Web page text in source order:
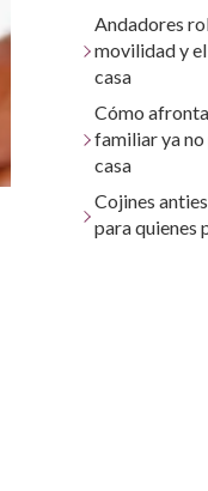
Andadores
movilidad y
casa
Cómo
familiar ya no
casa
Cojines
para quienes